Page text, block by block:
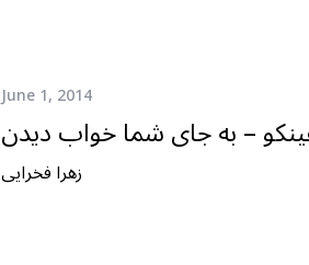
June 1, 2014
– به جای شما خواب دیدن
زهرا فخرایی